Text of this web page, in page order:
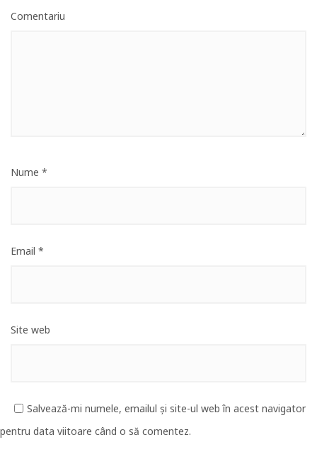
Comentariu
Nume *
Email *
Site web
Salvează-mi numele, emailul și site-ul web în acest navigator
pentru data viitoare când o să comentez.